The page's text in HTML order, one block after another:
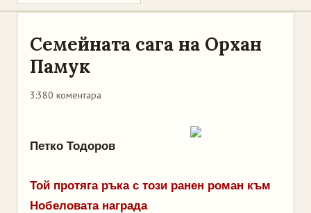
Семейната сага на Орхан
Памук
3:380 коментара
Петко Тодоров
Той протяга ръка с този ранен роман към
Нобеловата награда